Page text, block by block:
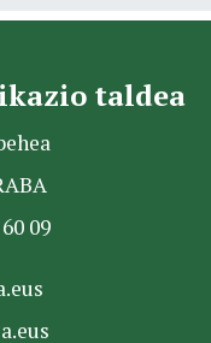
taldea
09